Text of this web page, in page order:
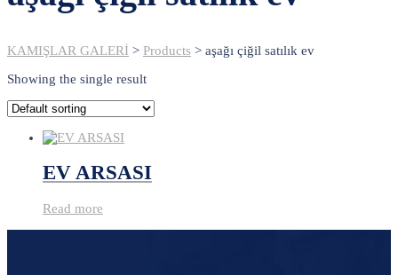
KAMIŞLAR GALERİ > Products > aşağı çiğil satılık ev
Showing the single result
EV ARSASI
Read more